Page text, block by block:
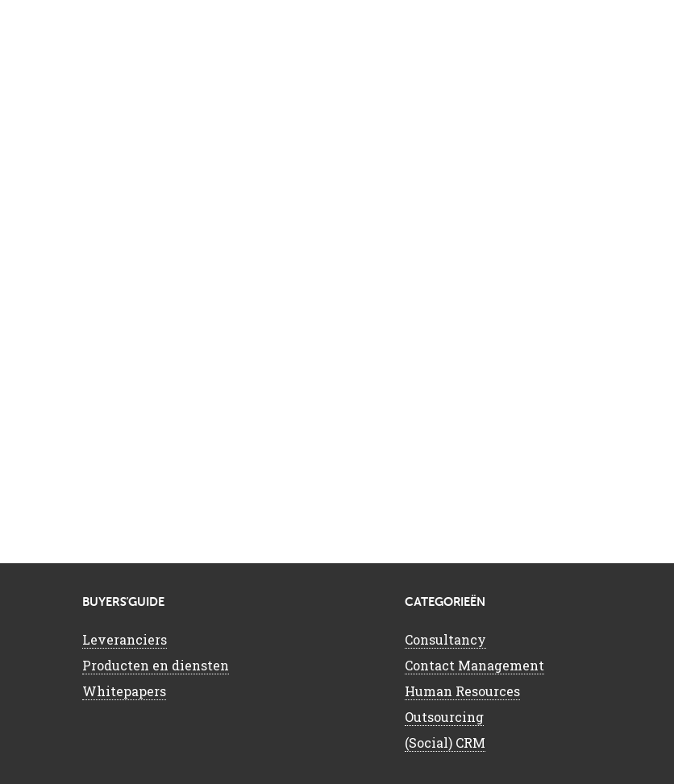
BUYERS’GUIDE
Leveranciers
Producten en diensten
Whitepapers
CATEGORIEËN
Consultancy
Contact Management
Human Resources
Outsourcing
(Social) CRM